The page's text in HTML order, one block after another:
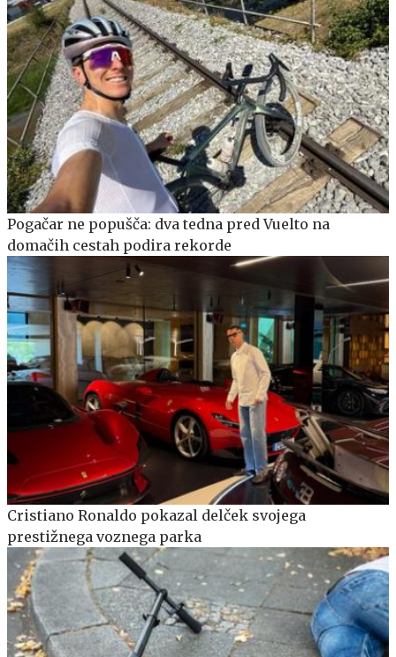
Pogačar ne popušča: dva tedna pred Vuelto na
domačih cestah podira rekorde
Cristiano Ronaldo pokazal delček svojega
prestižnega voznega parka